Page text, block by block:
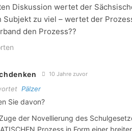
Diskussion wertet der
Subjekt zu viel – wertet der
den Prozess??
10 Jahre zuvor
Pälzer
Sie davon?
der Novellierung des